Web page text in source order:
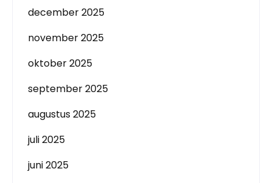
december 2025
november 2025
oktober 2025
september 2025
augustus 2025
juli 2025
juni 2025